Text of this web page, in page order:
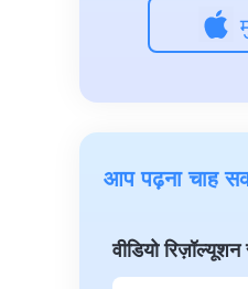
आप पढ़ना चाह
वीडियो